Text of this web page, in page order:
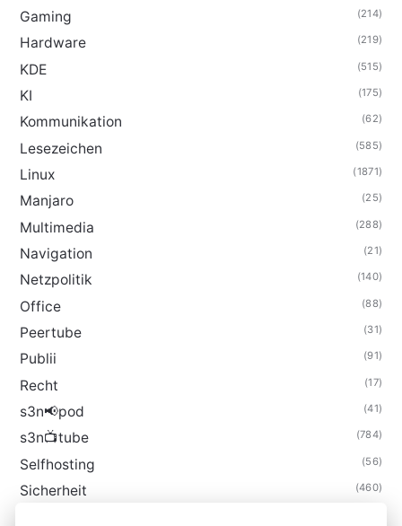
Gaming (214)
Hardware (219)
KDE (515)
KI (175)
Kommunikation (62)
Lesezeichen (585)
Linux (1871)
Manjaro (25)
Multimedia (288)
Navigation (21)
Netzpolitik (140)
Office (88)
Peertube (31)
Publii (91)
Recht (17)
s3n📢pod (41)
s3n📺tube (784)
Selfhosting (56)
Sicherheit (460)